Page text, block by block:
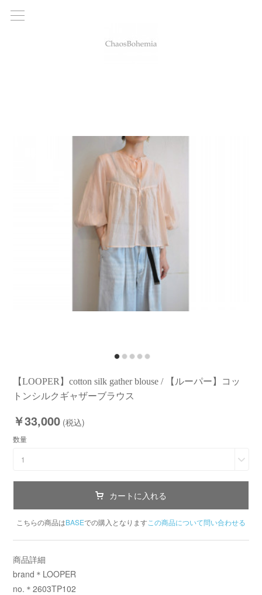
【LOOPER】cotton silk gather blouse / 【ルーパー】コッ
トンシルクギャザーブラウス
￥33,000 (税込)
数量
1
カートに入れる
こちらの商品はBASEでの購入となります この商品について問い合わせる
商品詳細
brand＊LOOPER
no.＊2603TP102